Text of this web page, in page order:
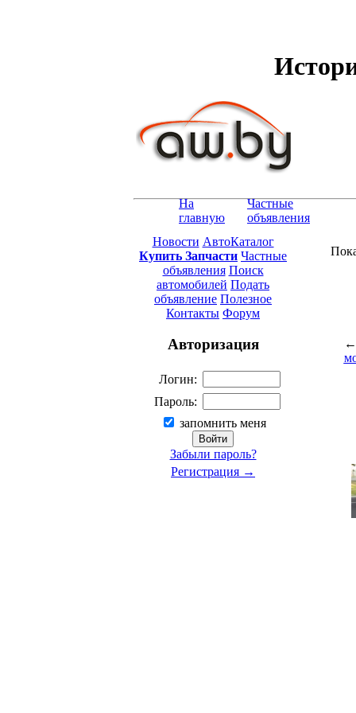
На
главную
Частные
объявления
Новости АвтоКаталог
Купить Запчасти Частные
объявления Поиск
автомобилей Подать
объявление Полезное
Контакты Форум
Авторизация
Логин:
Пароль:
запомнить меня
Забыли пароль?
Регистрация →